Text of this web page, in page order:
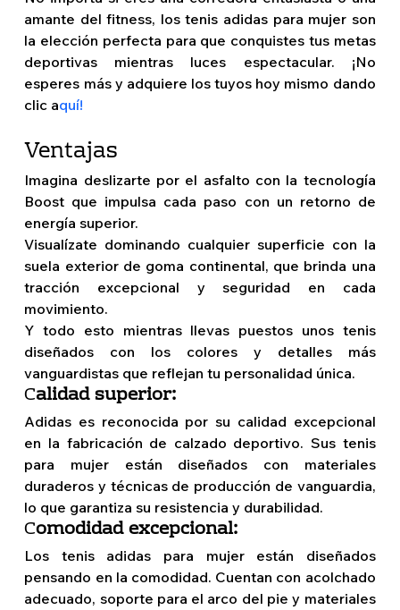
amante del fitness, los tenis adidas para mujer son
la elección perfecta para que conquistes tus metas
deportivas mientras luces espectacular. ¡No
esperes más y adquiere los tuyos hoy mismo dando
clic aquí!
Ventajas
Imagina deslizarte por el asfalto con la tecnología
Boost que impulsa cada paso con un retorno de
energía superior.
Visualízate dominando cualquier superficie con la
suela exterior de goma continental, que brinda una
tracción excepcional y seguridad en cada
movimiento.
Y todo esto mientras llevas puestos unos tenis
diseñados con los colores y detalles más
vanguardistas que reflejan tu personalidad única.
Calidad superior:
Adidas es reconocida por su calidad excepcional
en la fabricación de calzado deportivo. Sus tenis
para mujer están diseñados con materiales
duraderos y técnicas de producción de vanguardia,
lo que garantiza su resistencia y durabilidad.
Comodidad excepcional:
Los tenis adidas para mujer están diseñados
pensando en la comodidad. Cuentan con acolchado
adecuado, soporte para el arco del pie y materiales